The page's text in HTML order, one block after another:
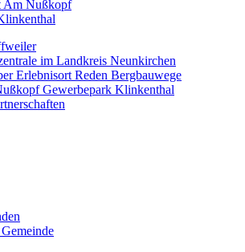
Am Nußkopf
im Landkreis Neunkirchen
Erlebnisort Reden Bergbauwege
Gewerbepark Klinkenthal